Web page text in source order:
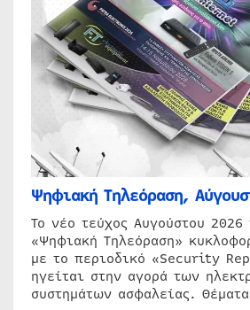
Ψηφιακή Τηλεόραση,
Το νέο τεύχος Αυγούστου 2026
«Ψηφιακή Τηλεόραση»
με το περιοδικό «Security
ηγείται στην αγορά των
συστημάτων ασφαλείας.